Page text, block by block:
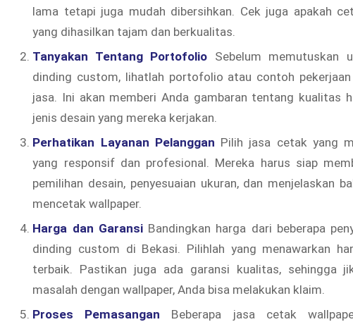
lama tetapi juga mudah dibersihkan. Cek juga apakah
yang dihasilkan tajam dan berkualitas.
Tanyakan Tentang Portofolio Sebelum memutuskan
dinding custom, lihatlah portofolio atau contoh pekerjaan
jasa. Ini akan memberi Anda gambaran tentang kualitas
jenis desain yang mereka kerjakan.
Perhatikan Layanan Pelanggan Pilih jasa cetak yang
yang responsif dan profesional. Mereka harus siap
pemilihan desain, penyesuaian ukuran, dan menjelaskan
mencetak wallpaper.
Harga dan GaransiBandingkan harga dari beberapa
dinding custom di Bekasi. Pilihlah yang menawarkan
terbaik. Pastikan juga ada garansi kualitas, sehingga
masalah dengan wallpaper, Anda bisa melakukan klaim.
Proses Pemasangan Beberapa jasa cetak